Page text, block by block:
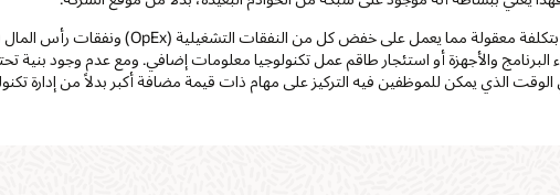
البرنامج والأجهزة أو استئجار طاقم عمل تكنولوجيا معلومات إضافي. ومع عدم وجود بنية
الذي يمكن للموظفين فيه التركيز على مهام ذات قيمة مضافة أكبر بدلاً من إدارة